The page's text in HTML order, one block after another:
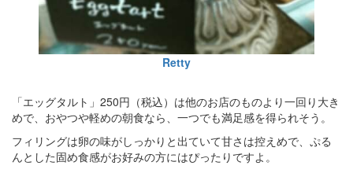
Retty
「エッグタルト」250円（税込）は他のお店のものより一回り大き
めで、おやつや軽めの朝食なら、一つでも満足感を得られそう。
フィリングは卵の味がしっかりと出ていて甘さは控えめで、ぷる
んとした固め食感がお好みの方にはぴったりですよ。